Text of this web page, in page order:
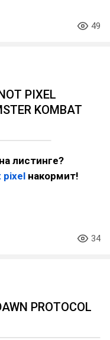
49
PIXEL
KOMBAT
на листинге?
pixel накормит!
34
PROTOCOL